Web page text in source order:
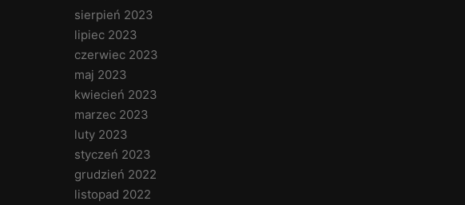
sierpień 2023
lipiec 2023
czerwiec 2023
maj 2023
kwiecień 2023
marzec 2023
luty 2023
styczeń 2023
grudzień 2022
listopad 2022